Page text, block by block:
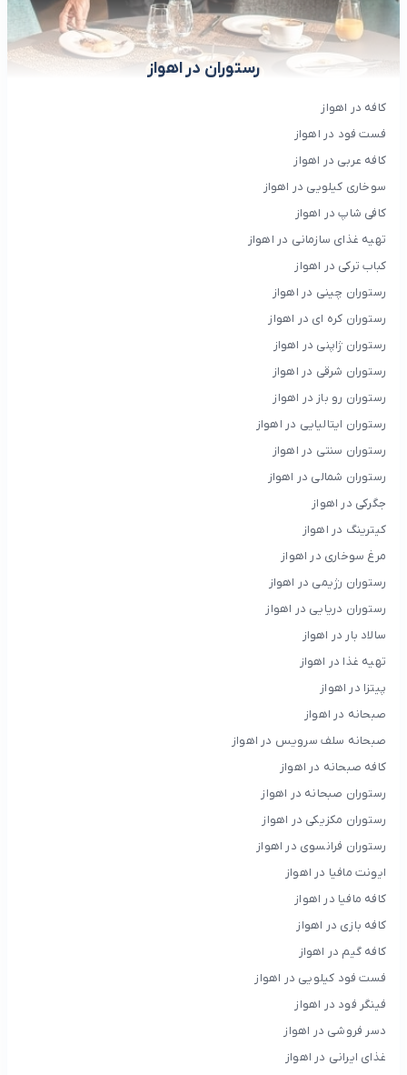
رستوران در اهواز
کافه در اهواز
فست فود در اهواز
کافه عربی در اهواز
سوخاری کیلویی در اهواز
کافی شاپ در اهواز
تهیه غذای سازمانی در اهواز
کباب ترکی در اهواز
رستوران چینی در اهواز
رستوران کره ای در اهواز
رستوران ژاپنی در اهواز
رستوران شرقی در اهواز
رستوران رو باز در اهواز
رستوران ایتالیایی در اهواز
رستوران سنتی در اهواز
رستوران شمالی در اهواز
جگرکی در اهواز
کیترینگ در اهواز
مرغ سوخاری در اهواز
رستوران رژیمی در اهواز
رستوران دریایی در اهواز
سالاد بار در اهواز
تهیه غذا در اهواز
پیتزا در اهواز
صبحانه در اهواز
صبحانه سلف سرویس در اهواز
کافه صبحانه در اهواز
رستوران صبحانه در اهواز
رستوران مکزیکی در اهواز
رستوران فرانسوی در اهواز
ایونت مافیا در اهواز
کافه مافیا در اهواز
کافه بازی در اهواز
کافه گیم در اهواز
فست فود کیلویی در اهواز
فینگر فود در اهواز
دسر فروشی در اهواز
غذای ایرانی در اهواز